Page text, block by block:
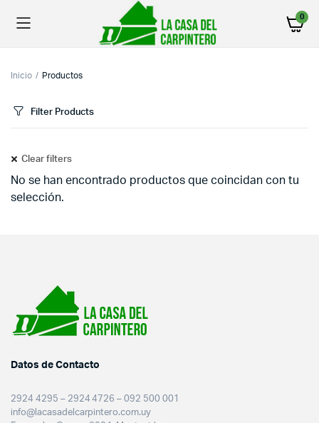
0
Inicio Productos
Filter Products
Clear filters
No se han encontrado productos que coincidan con tu
selección.
Datos de Contacto
2924 4295 – 2924 4726 – 092 500 001
info@lacasadelcarpintero.com.uy